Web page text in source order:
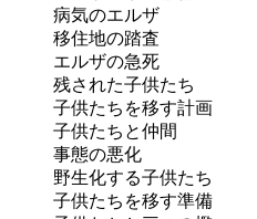
病気のエルザ
移住地の踏査
エルザの急死
残された子供たち
子供たちを移す計画
子供たちと仲間
事態の悪化
野生化する子供たち
子供たちを移す準備